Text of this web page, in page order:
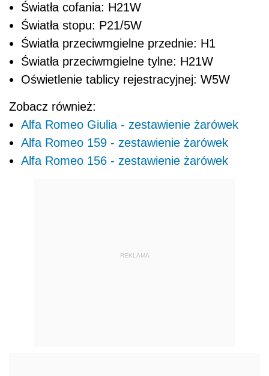
Światła cofania: H21W
Światła stopu: P21/5W
Światła przeciwmgielne przednie: H1
Światła przeciwmgielne tylne: H21W
Oświetlenie tablicy rejestracyjnej: W5W
Zobacz również:
Alfa Romeo Giulia - zestawienie żarówek
Alfa Romeo 159 - zestawienie żarówek
Alfa Romeo 156 - zestawienie żarówek
REKLAMA